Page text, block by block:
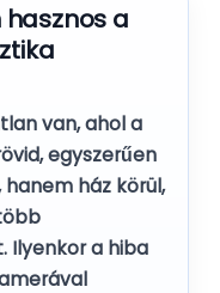
a
van, ahol a
egyszerűen
ház körül,
Ilyenkor a hiba